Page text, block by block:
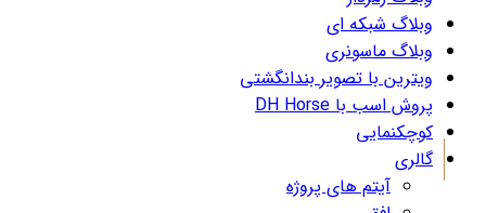
وبلاگ شبکه ای
وبلاگ ماسونری
ویترین با تصویر بندانگشتی
پروش اسب با DH Horse
کوچکنمایی
گالری
آیتم های پروژه